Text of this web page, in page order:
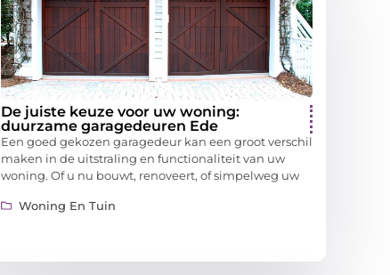
De juiste keuze voor uw woning:
duurzame garagedeuren Ede
Een goed gekozen garagedeur kan een groot verschil
maken in de uitstraling en functionaliteit van uw
woning. Of u nu bouwt, renoveert, of simpelweg uw
Woning En Tuin